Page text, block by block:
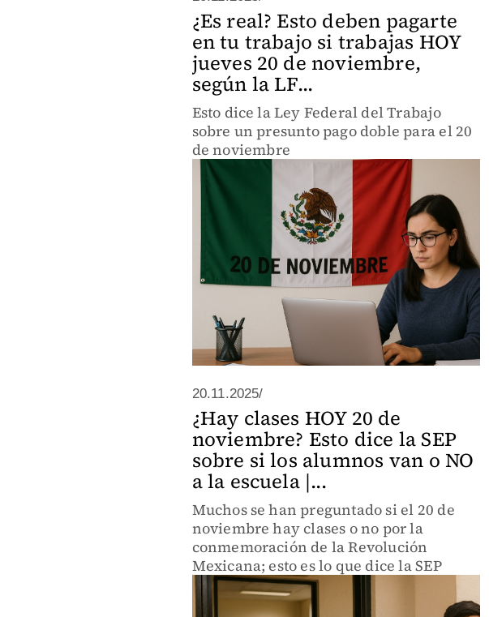
¿Es real? Esto deben pagarte
en tu trabajo si trabajas HOY
jueves 20 de noviembre,
según la LF...
Esto dice la Ley Federal del Trabajo
sobre un presunto pago doble para el 20
de noviembre
20.11.2025/
¿Hay clases HOY 20 de
noviembre? Esto dice la SEP
sobre si los alumnos van o NO
a la escuela |...
Muchos se han preguntado si el 20 de
noviembre hay clases o no por la
conmemoración de la Revolución
Mexicana; esto es lo que dice la SEP